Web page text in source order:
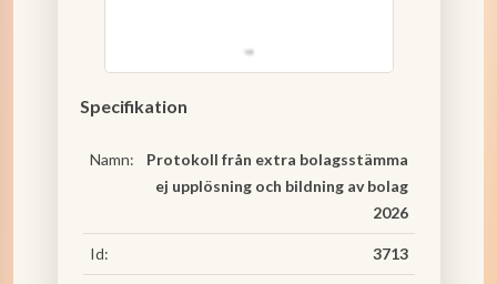
Specifikation
Namn:
Protokoll från extra bolagsstämma
ej upplösning och bildning av bolag
2026
Id: 3713